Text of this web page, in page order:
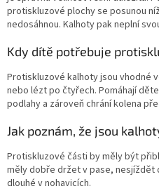
protiskluzové plochy se posunou
nedosáhnou. Kalhoty pak neplní
Kdy dítě potřebuje
Protiskluzové kalhoty jsou vhodné
nebo lézt po čtyřech. Pomáhají
podlahy a zároveň chrání kolena
Jak poznám, že jsou
Protiskluzové části by měly být
měly dobře držet v pase, nesjíždět
dlouhé v nohavicích.